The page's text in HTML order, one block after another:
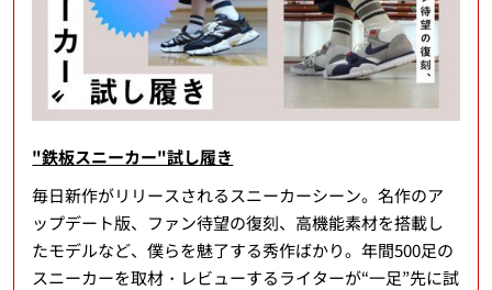
"鉄板スニーカー"試し履き
毎日新作がリリースされるスニーカーシーン。名作のア
ップデート版、ファン待望の復刻、高機能素材を搭載し
たモデルなど、僕らを魅了する秀作ばかり。年間500足の
スニーカーを取材・レビューするライターが“一足”先に試